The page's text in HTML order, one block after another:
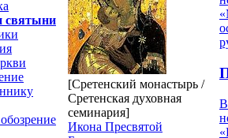
святыни
[Сретенский монастырь /
Сретенская духовная
семинария]
Икона Пресвятой